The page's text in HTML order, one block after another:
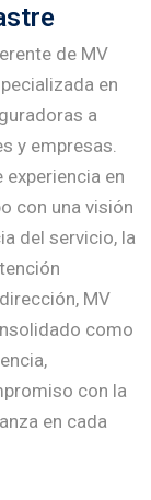
de MV
en
a
y empresas.
experiencia en
con una visión
del servicio, la
MV
como
con la
en cada